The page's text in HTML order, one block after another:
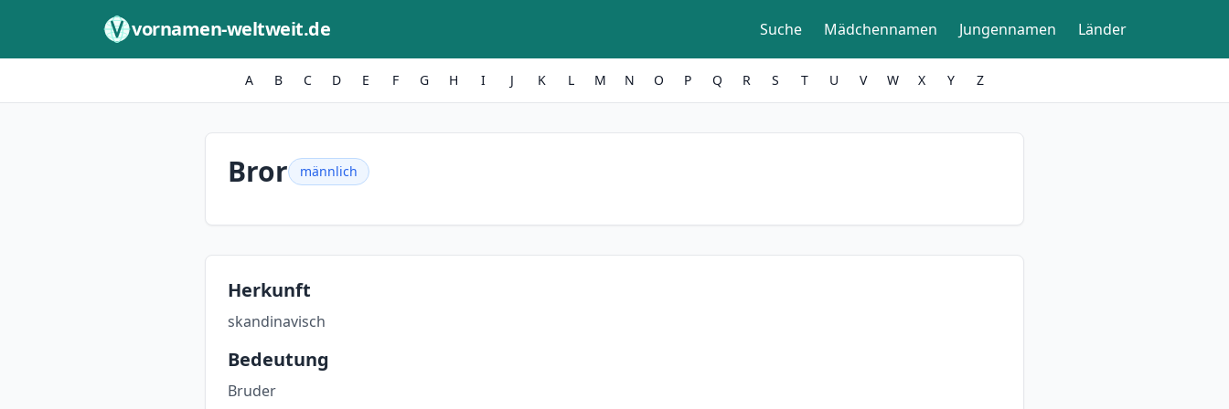
vornamen-weltweit.de Suche Mädchennamen Jungennamen Länder
A B C D E F G H I J K L M N O P Q R S T U V W X Y Z
Bror männlich
Herkunft
skandinavisch
Bedeutung
Bruder